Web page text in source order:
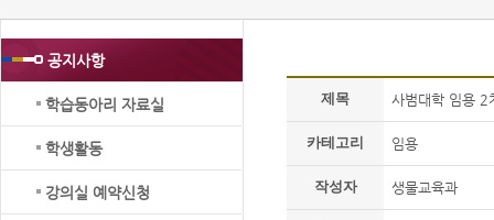
공지사항
학습동아리 자료실
학생활동
강의실 예약신청
제목 사범대학 임용 2
카테고리 임용
작성자 생물교육과